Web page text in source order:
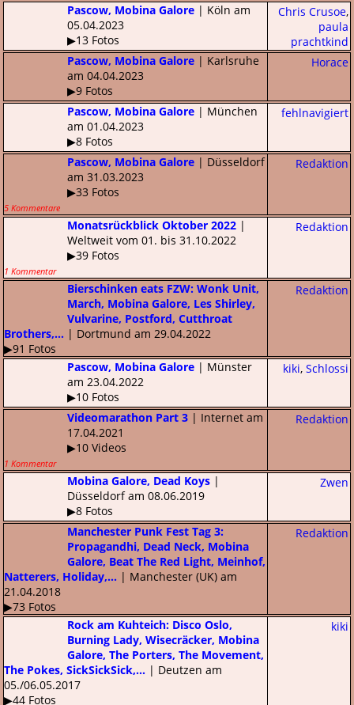
Chris Crusoe,
paula
prachtkind
Pascow, Mobina Galore | Köln am
05.04.2023
▶13 Fotos
Horace
Pascow, Mobina Galore | Karlsruhe
am 04.04.2023
▶9 Fotos
fehlnavigiert
Pascow, Mobina Galore | München
am 01.04.2023
▶8 Fotos
Redaktion
Pascow, Mobina Galore | Düsseldorf
am 31.03.2023
▶33 Fotos
5 Kommentare
Redaktion
Monatsrückblick Oktober 2022 |
Weltweit vom 01. bis 31.10.2022
▶39 Fotos
1 Kommentar
Redaktion
Bierschinken eats FZW: Wonk Unit,
March, Mobina Galore, Les Shirley,
Vulvarine, Postford, Cutthroat
Brothers,... | Dortmund am 29.04.2022
▶91 Fotos
kiki, Schlossi
Pascow, Mobina Galore | Münster
am 23.04.2022
▶10 Fotos
Redaktion
Videomarathon Part 3 | Internet am
17.04.2021
▶10 Videos
1 Kommentar
Zwen
Mobina Galore, Dead Koys |
Düsseldorf am 08.06.2019
▶8 Fotos
Redaktion
Manchester Punk Fest Tag 3:
Propagandhi, Dead Neck, Mobina
Galore, Beat The Red Light, Meinhof,
Natterers, Holiday,... | Manchester (UK) am
21.04.2018
▶73 Fotos
kiki
Rock am Kuhteich: Disco Oslo,
Burning Lady, Wisecräcker, Mobina
Galore, The Porters, The Movement,
The Pokes, SickSickSick,... | Deutzen am
05./06.05.2017
▶44 Fotos